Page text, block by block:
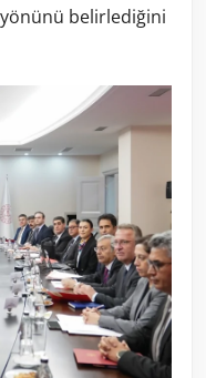
yönünü belirlediğini